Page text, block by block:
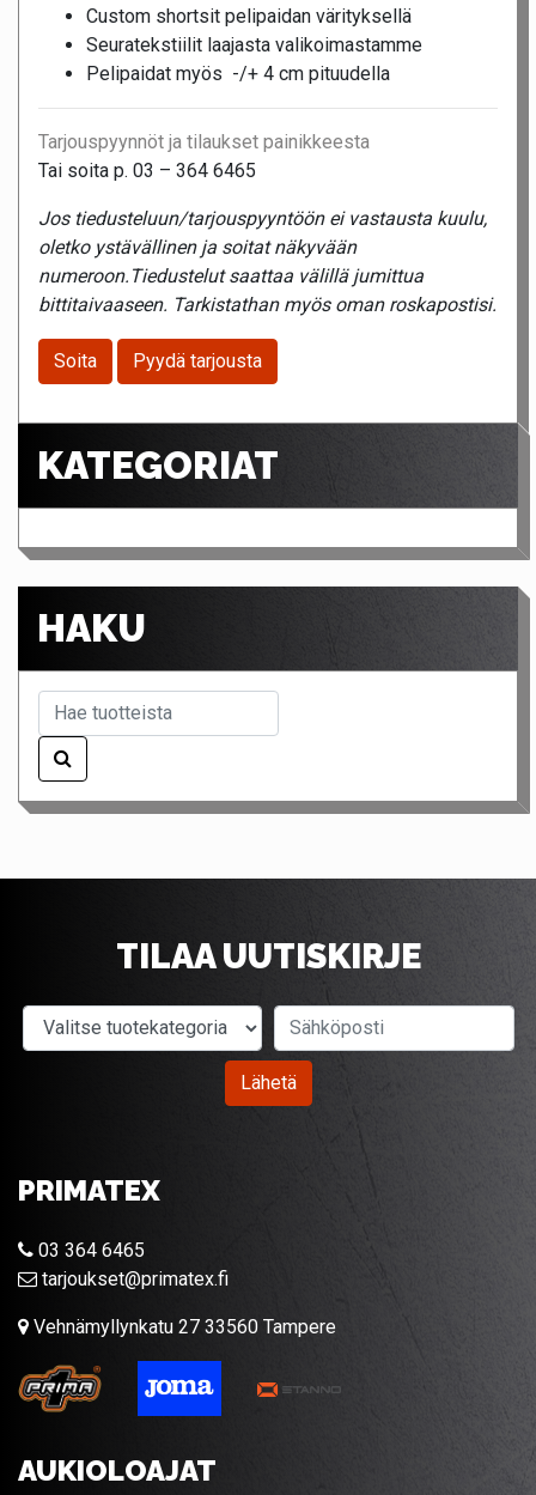
Custom shortsit pelipaidan värityksellä
Seuratekstiilit laajasta valikoimastamme
Pelipaidat myös -/+ 4 cm pituudella
Tarjouspyynnöt ja tilaukset painikkeesta
Tai soita p. 03 – 364 6465
Jos tiedusteluun/tarjouspyyntöön ei vastausta kuulu,
oletko ystävällinen ja soitat näkyvään
numeroon.Tiedustelut saattaa välillä jumittua
bittitaivaaseen. Tarkistathan myös oman roskapostisi.
Soita Pyydä tarjousta
KATEGORIAT
HAKU
TILAA UUTISKIRJE
Valitse tuotekategoria
Lähetä
PRIMATEX
03 364 6465
tarjoukset@primatex.fi
Vehnämyllynkatu 27 33560 Tampere
AUKIOLOAJAT